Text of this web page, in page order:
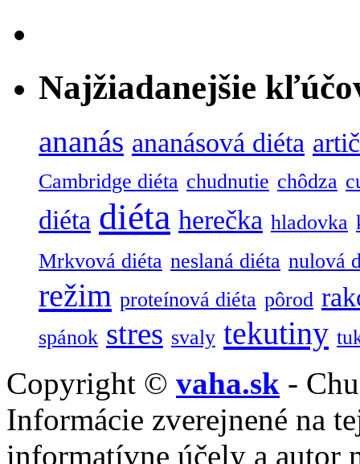
Najžiadanejšie
ananás ananásová diéta
Cambridge diéta chudnutie chôdza
diéta diéta herečka hladovka
Mrkvová diéta neslaná diéta nulová
režim proteínová diéta pôrod
spánok stres svaly tekutiny
Copyright © vaha.sk -
Informácie zverejnené na
informatívne účely a autor